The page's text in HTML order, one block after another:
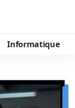
Informatique